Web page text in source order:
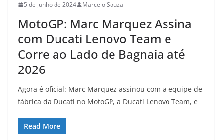
5 de junho de 2024 Marcelo Souza
MotoGP: Marc Marquez Assina
com Ducati Lenovo Team e
Corre ao Lado de Bagnaia até
2026
Agora é oficial: Marc Marquez assinou com a equipe de
fábrica da Ducati no MotoGP, a Ducati Lenovo Team, e
Read More